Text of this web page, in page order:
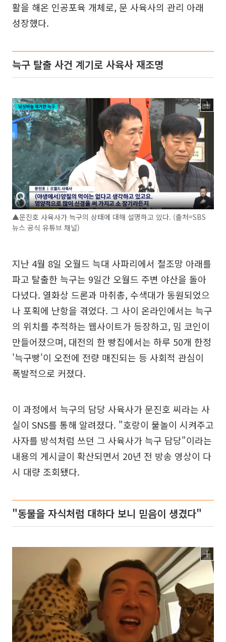
활을 해온 인공포육 개체로, 문 사육사의 관리 아래
성장했다.
늑구 탈출 사건 계기로 사육사 재조명
▲문진호 사육사가 늑구의 상태에 대해 설명하고 있다. (출처=SBS
뉴스 공식 유튜브 채널)
지난 4월 8일 오월드 늑대 사파리에서 철조망 아래를
파고 탈출한 늑구는 9일간 오월드 주변 야산을 돌아
다녔다. 열화상 드론과 마취총, 수색대가 동원되었으
나 포획에 난항을 겪었다. 그 사이 온라인에서는 늑구
의 위치를 추적하는 웹사이트가 등장하고, 밈 코인이
만들어졌으며, 대전의 한 빵집에서는 하루 50개 한정
'늑구빵'이 오전에 전량 매진되는 등 사회적 관심이
폭발적으로 커졌다.
이 과정에서 늑구의 담당 사육사가 문진호 씨라는 사
실이 SNS를 통해 알려졌다. "호랑이 물놀이 시켜주고
사자를 방석처럼 쓰던 그 사육사가 늑구 담당"이라는
내용의 게시글이 확산되면서 20년 전 방송 영상이 다
시 대량 조회됐다.
"동물을 자식처럼 대하다 보니 믿음이 생겼다"